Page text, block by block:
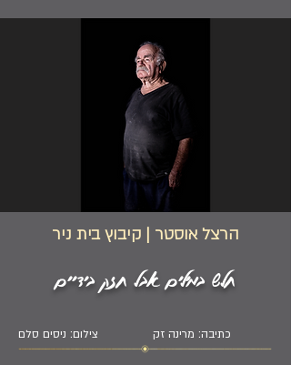
הרצל אוסטר | קיבוץ בית ניר
חלש במילים אבל חזק בידיים
צילום: ניסים סלם כתיבה: מרינה זק